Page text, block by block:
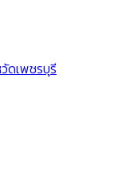
ดเพชรบุรี